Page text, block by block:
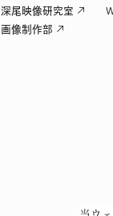
深尾映像研究室
画像制作部